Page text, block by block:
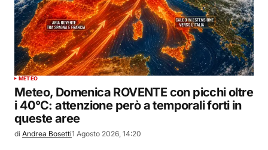
METEO
Meteo, Domenica ROVENTE con picchi oltre
i 40°C: attenzione però a temporali forti in
queste aree
di Andrea Bosetti1 Agosto 2026, 14:20